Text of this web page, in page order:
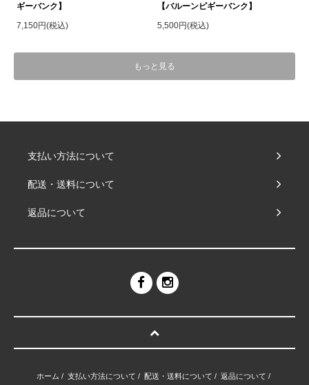
ギーバンク】
7,150円(税込)
【バルーンピギーバンク】
5,500円(税込)
もっと見る
支払い方法について
配送・送料について
返品について
ホーム / 支払い方法について / 配送・送料について / 返品について /